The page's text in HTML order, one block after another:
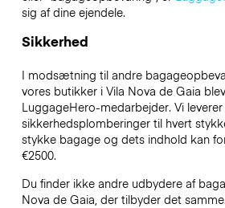
sig af dine ejendele.
Sikkerhed
I modsætning til andre
vores butikker i Vila Nova de Gaia
LuggageHero-medarbejder. Vi
sikkerhedsplomberinger til hvert
stykke bagage og dets indhold kan
€2500.
Du finder ikke andre udbydere af
Nova de Gaia , der tilbyder det samme.